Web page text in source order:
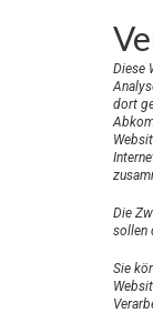
Diese
dort
Die
sollen
Sie